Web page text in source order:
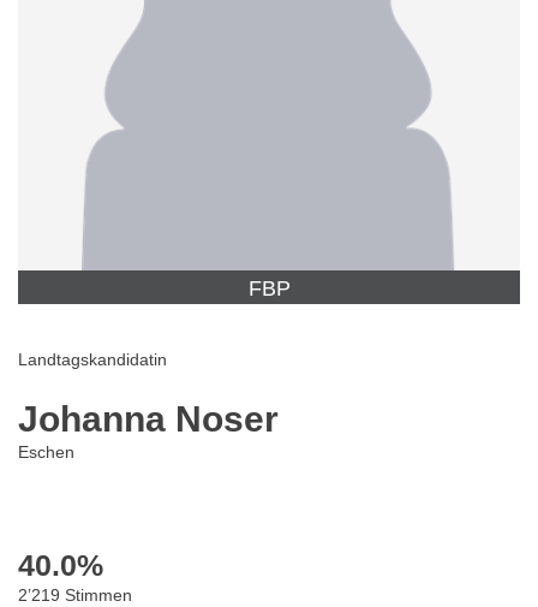
FBP
Landtagskandidatin
Johanna Noser
Eschen
40.0%
2’219 Stimmen